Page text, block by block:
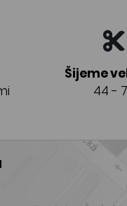
Šijeme
44 -